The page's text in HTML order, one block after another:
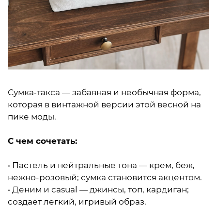
Сумка‑такса — забавная и необычная форма,
которая в винтажной версии этой весной на
пике моды.
С чем сочетать:
• Пастель и нейтральные тона — крем, беж,
нежно-розовый; сумка становится акцентом.
• Деним и casual — джинсы, топ, кардиган;
создаёт лёгкий, игривый образ.